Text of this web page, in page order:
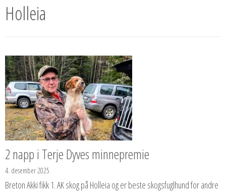
Holleia
2 napp i Terje Dyves minnepremie
4. desember 2025
Breton Akki fikk 1. AK skog på Holleia og er beste skogsfuglhund for andre